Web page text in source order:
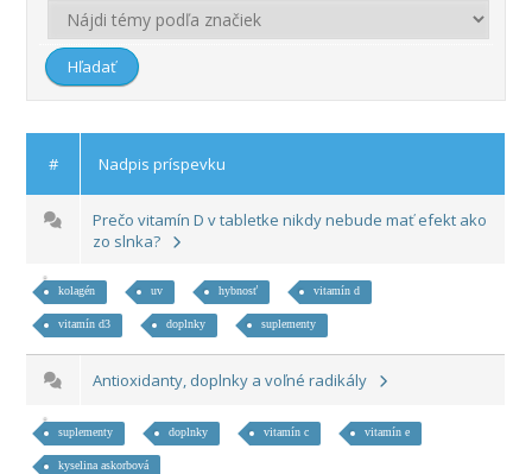
# Nadpis príspevku
Prečo vitamín D v tabletke nikdy nebude mať efekt ako
zo slnka?
kolagén uv hybnosť vitamín d
vitamín d3 doplnky suplementy
Antioxidanty, doplnky a voľné radikály
suplementy doplnky vitamín c vitamín e
kyselina askorbová